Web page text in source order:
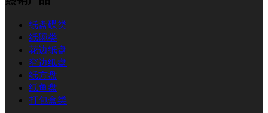
纸盘碟类
纸碗类
花边纸盘
窄边纸盘
纸方盘
纸鱼盘
打包盒类